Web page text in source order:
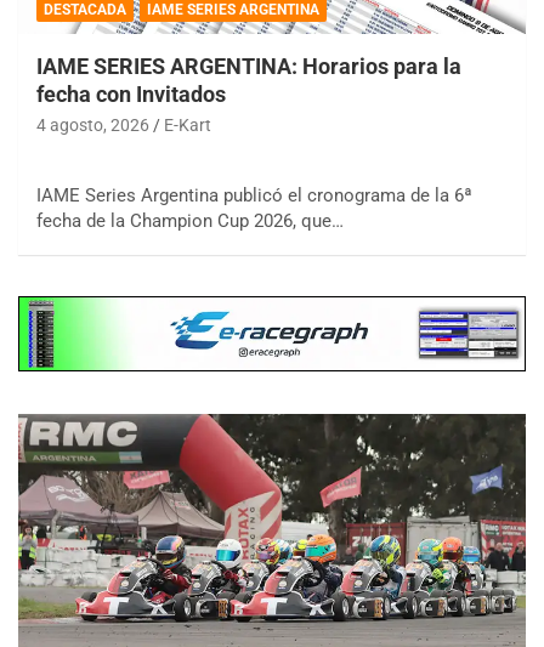
DESTACADA IAME SERIES ARGENTINA
IAME SERIES ARGENTINA: Horarios para la
fecha con Invitados
4 agosto, 2026 E-Kart
IAME Series Argentina publicó el cronograma de la 6ª
fecha de la Champion Cup 2026, que…